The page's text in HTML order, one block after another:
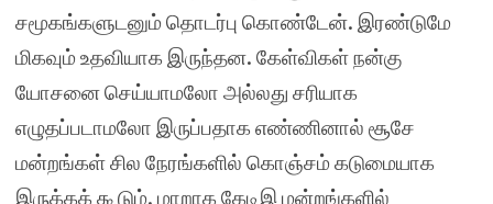
சமூகங்களுடனும் தொடர்பு கொண்டேன். இரண்டுமே
மிகவும் உதவியாக இருந்தன. கேள்விகள் நன்கு
யோசனை செய்யாமலோ அல்லது சரியாக
எழுதப்படாமலோ இருப்பதாக எண்ணினால் சூசே
மன்றங்கள் சில நேரங்களில் கொஞ்சம் கடுமையாக
இருக்கக் கூடும். மாறாக கேடிஇ மன்றங்களில்